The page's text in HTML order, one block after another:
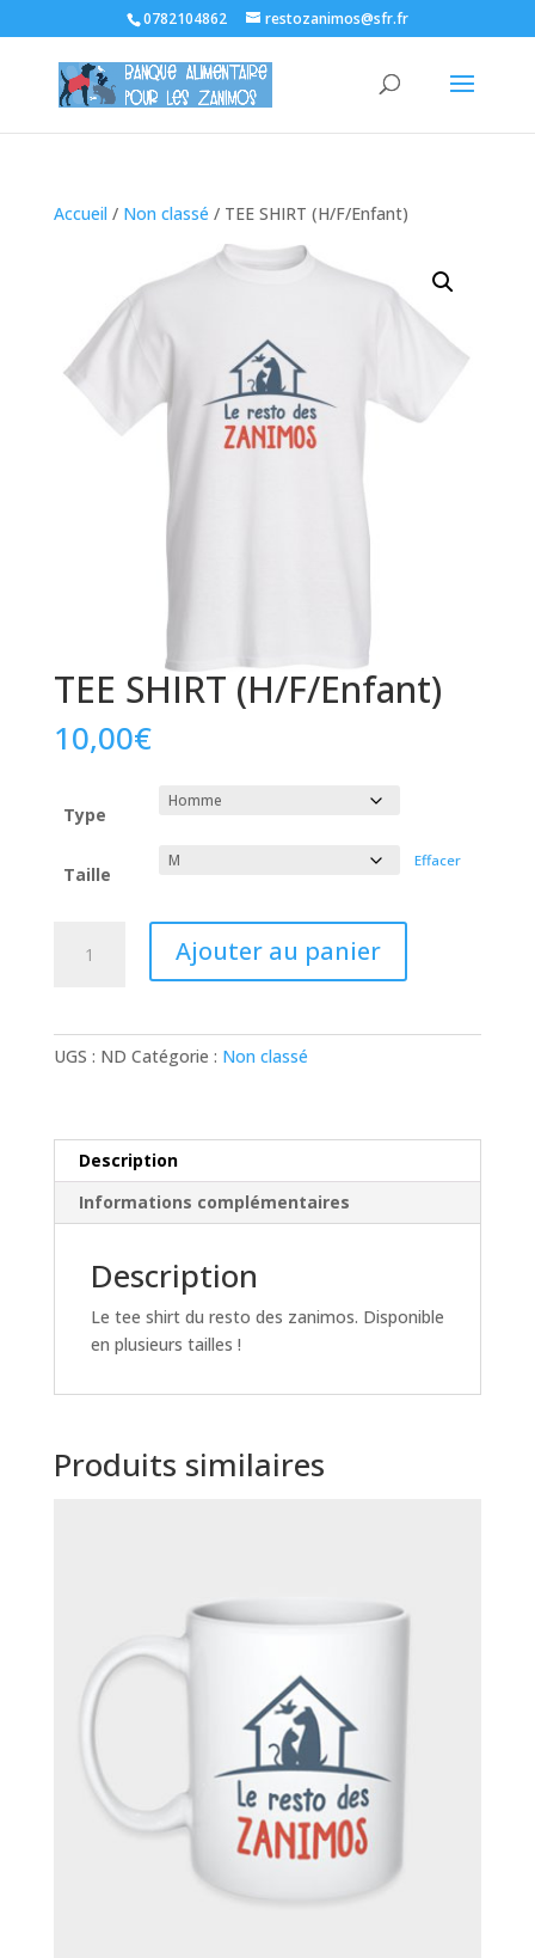
0782104862 restozanimos@sfr.fr
Accueil / Non classé / TEE SHIRT (H/F/Enfant)
TEE SHIRT (H/F/Enfant)
10,00€
Type
Taille
Effacer
Ajouter au panier
UGS : ND Catégorie : Non classé
Description
Informations complémentaires
Description
Le tee shirt du resto des zanimos. Disponible
en plusieurs tailles !
Produits similaires